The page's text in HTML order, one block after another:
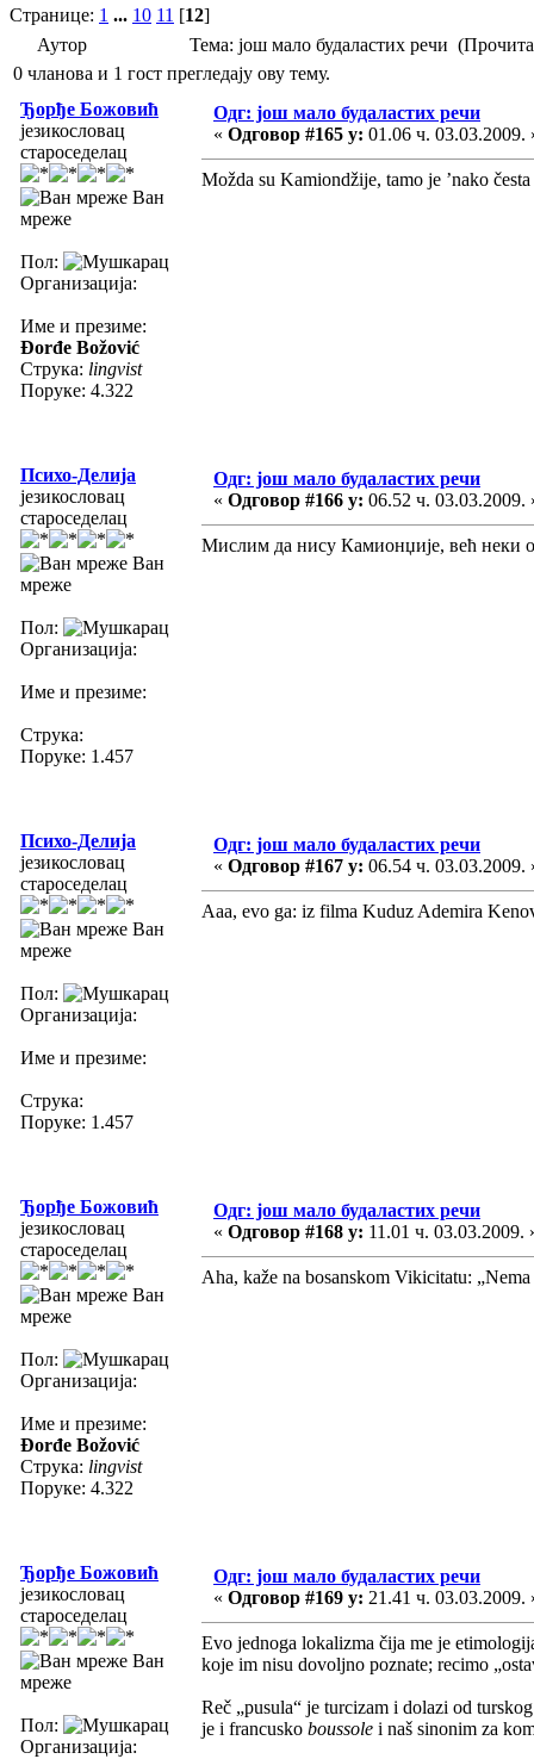
Странице: 1 ... 10 11 [12]
Аутор
Тема: још мало будаластих речи
0 чланова и 1 гост прегледају ову тему.
Ђорђе Божовић
језикословац
староседелац
Ван
мреже
Пол:
Организација:
Име и презиме:
Đorđe Božović
Струка: lingvist
Поруке: 4.322
Одг: још мало будаластих речи
« Одговор #165 у: 01.06 ч. 03.03.2009.
Možda su Kamiondžije, tamo je ’nako
Психо-Делија
језикословац
староседелац
Ван
мреже
Пол:
Организација:
Име и презиме:
Струка:
Поруке: 1.457
Одг: још мало будаластих речи
« Одговор #166 у: 06.52 ч. 03.03.2009.
Мислим да нису Камионџије, већ
Психо-Делија
језикословац
староседелац
Ван
мреже
Пол:
Организација:
Име и презиме:
Струка:
Поруке: 1.457
Одг: још мало будаластих речи
« Одговор #167 у: 06.54 ч. 03.03.2009.
Aaa, evo ga: iz filma Kuduz Ademira
Ђорђе Божовић
језикословац
староседелац
Ван
мреже
Пол:
Организација:
Име и презиме:
Đorđe Božović
Струка: lingvist
Поруке: 4.322
Одг: још мало будаластих речи
« Одговор #168 у: 11.01 ч. 03.03.2009.
Aha, kaže na bosanskom Vikicitatu:
Ђорђе Божовић
језикословац
староседелац
Ван
мреже
Пол:
Организација:
Одг: још мало будаластих речи
« Одговор #169 у: 21.41 ч. 03.03.2009.
Evo jednoga lokalizma čija me je
koje im nisu dovoljno poznate; recimo
Reč „pusula“ je turcizam i dolazi od
je i francusko boussole i naš sinonim za